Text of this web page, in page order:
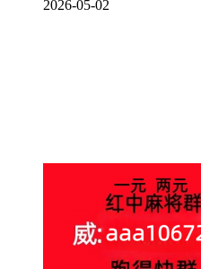
2026-05-02